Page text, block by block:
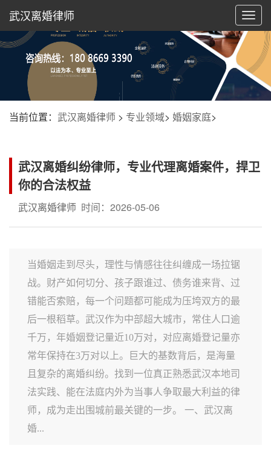
切
换
航
武汉离婚律师
当前位置： 武汉离婚律师 > 专业领域> 婚姻家庭>
武汉离婚纠纷律师，专业代理离婚案件，捍卫
你的合法权益
武汉离婚律师 时间：2026-05-06
当婚姻走到尽头，理性与情感往往纠缠成一场拉锯
战。财产如何切分、孩子跟谁过、债务谁来背、过
错能否索赔，每一个问题都可能成为压垮双方的最
后一根稻草。武汉作为中部超大城市，常住人口逾
千万，年婚姻登记量近10万对，对应离婚登记量亦
常年保持在3万对以上。巨大的基数背后，是海量
且复杂的离婚纠纷。找到一位真正熟悉武汉本地司
法实践、能在法庭内外为当事人争取最大利益的律
师，成为走出围城前最关键的一步。 一、武汉离
婚...